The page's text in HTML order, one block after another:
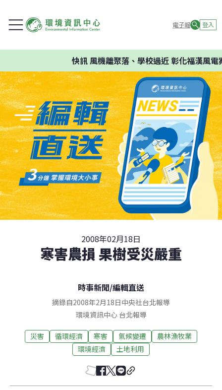
電子報 登入
快訊風機離聚落、學校過近 彰化福漢風電
2008年02月18日
寒害農損 果樹受災嚴重
時事新聞/編輯直送
摘錄自2008年2月18日中央社台北報導
環境資訊中心 台北報導
災害 循環經濟 寒害 氣候變遷
農林漁牧業
環境經濟
土地利用